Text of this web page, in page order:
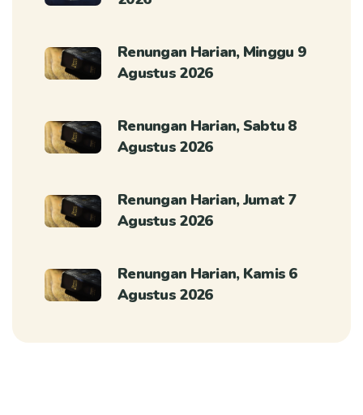
Renungan Harian, Minggu 9
Agustus 2026
Renungan Harian, Sabtu 8
Agustus 2026
Renungan Harian, Jumat 7
Agustus 2026
Renungan Harian, Kamis 6
Agustus 2026